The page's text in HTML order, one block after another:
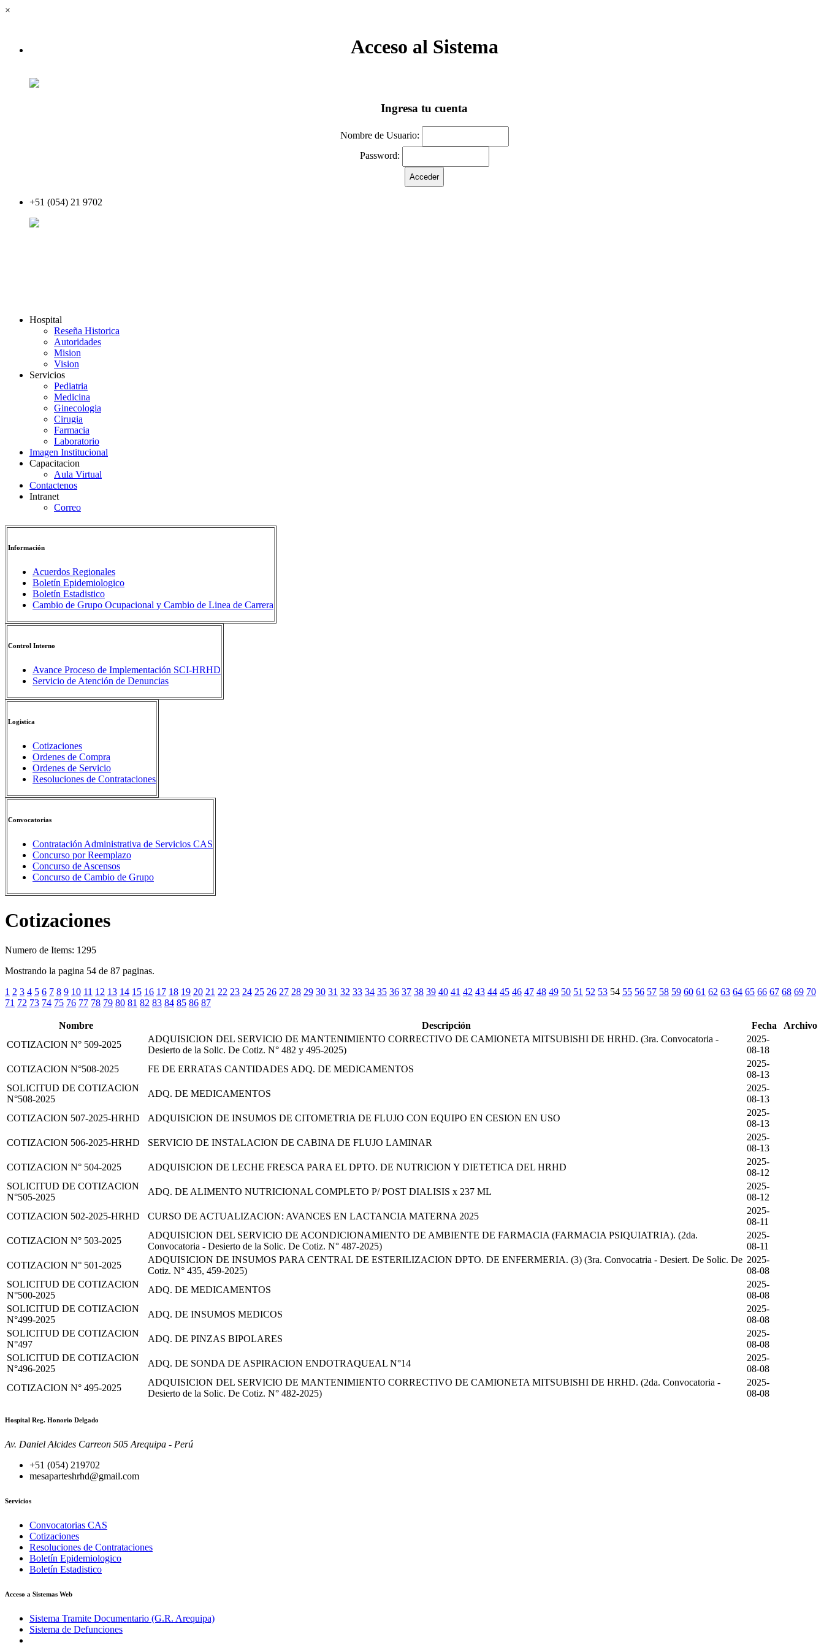
×
Acceso al Sistema
Ingresa tu cuenta
Nombre de Usuario:
Password:
+51 (054) 21 9702
Hospital
Reseña Historica
Autoridades
Mision
Vision
Servicios
Pediatria
Medicina
Ginecologia
Cirugia
Farmacia
Laboratorio
Imagen Institucional
Capacitacion
Aula Virtual
Contactenos
Intranet
Correo
Información
Acuerdos Regionales
Boletín Epidemiologico
Boletín Estadistico
Cambio de Grupo Ocupacional y Cambio de Linea de Carrera
Control Interno
Avance Proceso de Implementación SCI-HRHD
Servicio de Atención de Denuncias
Logistica
Cotizaciones
Ordenes de Compra
Ordenes de Servicio
Resoluciones de Contrataciones
Convocatorias
Contratación Administrativa de Servicios CAS
Concurso por Reemplazo
Concurso de Ascensos
Concurso de Cambio de Grupo
Cotizaciones
Numero de Items: 1295
Mostrando la pagina 54 de 87 paginas.
1 2 3 4 5 6 7 8 9 10 11 12 13 14 15 16 17 18 19 20 21 22 23 24 25 26 27 28 29 30 31 32 33 34 35 36 37 38 39 40 41 42 43 44 45 46 47 48 49 50 51 52 53 54 55 56 57 58 59 60 61 62 63 64 65 66 67 68 69 70
71 72 73 74 75 76 77 78 79 80 81 82 83 84 85 86 87
Nombre Descripción Fecha
Archivo
COTIZACION N° 509-2025
ADQUISICION DEL SERVICIO DE MANTENIMIENTO CORRECTIVO DE CAMIONETA MITSUBISHI DE HRHD. (3ra. Convocatoria -
Desierto de la Solic. De Cotiz. N° 482 y 495-2025)
2025-
08-18
COTIZACION N°508-2025
FE DE ERRATAS CANTIDADES ADQ. DE MEDICAMENTOS
2025-
08-13
SOLICITUD DE COTIZACION
N°508-2025
ADQ. DE MEDICAMENTOS
2025-
08-13
COTIZACION 507-2025-HRHD
ADQUISICION DE INSUMOS DE CITOMETRIA DE FLUJO CON EQUIPO EN CESION EN USO
2025-
08-13
COTIZACION 506-2025-HRHD
SERVICIO DE INSTALACION DE CABINA DE FLUJO LAMINAR
2025-
08-13
COTIZACION N° 504-2025
ADQUISICION DE LECHE FRESCA PARA EL DPTO. DE NUTRICION Y DIETETICA DEL HRHD
2025-
08-12
SOLICITUD DE COTIZACION
N°505-2025
ADQ. DE ALIMENTO NUTRICIONAL COMPLETO P/ POST DIALISIS x 237 ML
2025-
08-12
COTIZACION 502-2025-HRHD
CURSO DE ACTUALIZACION: AVANCES EN LACTANCIA MATERNA 2025
2025-
08-11
COTIZACION N° 503-2025
ADQUISICION DEL SERVICIO DE ACONDICIONAMIENTO DE AMBIENTE DE FARMACIA (FARMACIA PSIQUIATRIA). (2da.
Convocatoria - Desierto de la Solic. De Cotiz. N° 487-2025)
2025-
08-11
COTIZACION N° 501-2025
ADQUISICION DE INSUMOS PARA CENTRAL DE ESTERILIZACION DPTO. DE ENFERMERIA. (3) (3ra. Convocatria - Desiert. De Solic. De
Cotiz. N° 435, 459-2025)
2025-
08-08
SOLICITUD DE COTIZACION
N°500-2025
ADQ. DE MEDICAMENTOS
2025-
08-08
SOLICITUD DE COTIZACION
N°499-2025
ADQ. DE INSUMOS MEDICOS
2025-
08-08
SOLICITUD DE COTIZACION
N°497
ADQ. DE PINZAS BIPOLARES
2025-
08-08
SOLICITUD DE COTIZACION
N°496-2025
ADQ. DE SONDA DE ASPIRACION ENDOTRAQUEAL N°14
2025-
08-08
COTIZACION N° 495-2025
ADQUISICION DEL SERVICIO DE MANTENIMIENTO CORRECTIVO DE CAMIONETA MITSUBISHI DE HRHD. (2da. Convocatoria -
Desierto de la Solic. De Cotiz. N° 482-2025)
2025-
08-08
Hospital Reg. Honorio Delgado
Av. Daniel Alcides Carreon 505 Arequipa - Perú
+51 (054) 219702
mesaparteshrhd@gmail.com
Servicios
Convocatorias CAS
Cotizaciones
Resoluciones de Contrataciones
Boletín Epidemiologico
Boletín Estadistico
Acceso a Sistemas Web
Sistema Tramite Documentario (G.R. Arequipa)
Sistema de Defunciones